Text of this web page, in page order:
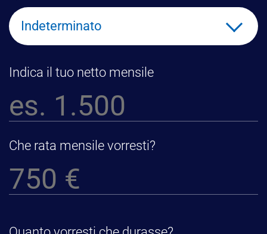
Indeterminato
Indica il tuo netto mensile
Che rata mensile vorresti?